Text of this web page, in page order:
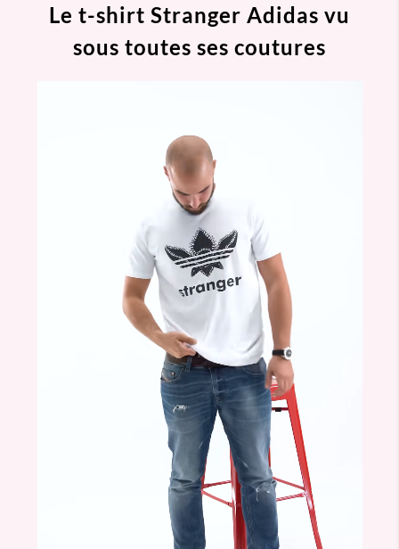
Le t-shirt Stranger Adidas vu
sous toutes ses coutures